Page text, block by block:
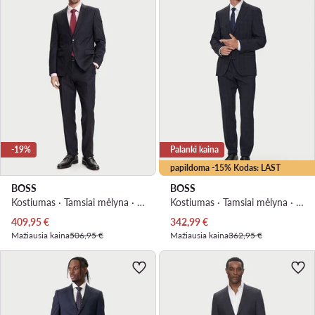
-19%
BOSS
Kostiumas · Tamsiai mėlyna · Slim Fit
Dabartinė kaina
409,95€
Mažiausia kaina506,95 €
papildoma -15% Kodas: LAST
Palanki kaina
BOSS
Kostiumas · Tamsiai mėlyna · Regular Fit
Dabartinė kaina
342,99€
Mažiausia kaina362,95 €